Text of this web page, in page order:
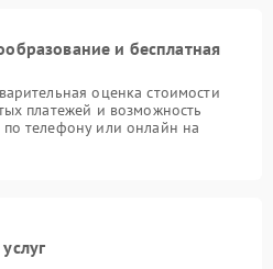
и бесплатная
оценка стоимости
платежей и возможность
по телефону или онлайн на